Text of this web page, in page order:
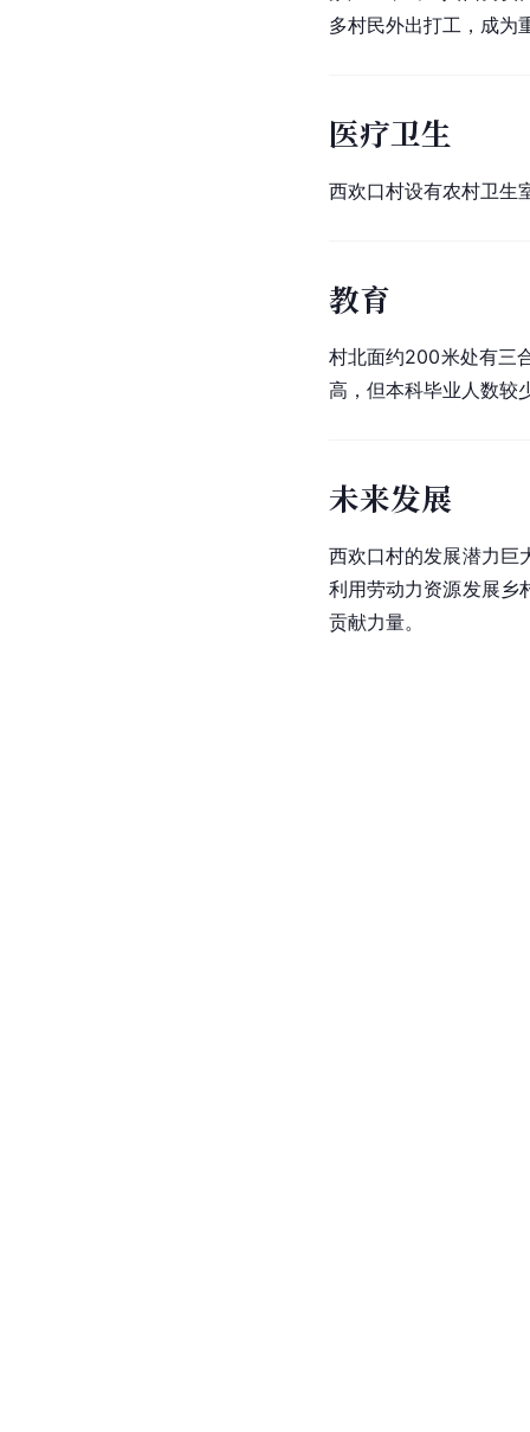
多村民外出打工，成为
医疗卫生
西欢口村设有农村卫生
教育
村北面约200米处有三
高，但本科毕业人数较
未来发展
西欢口村的发展潜力巨
利用劳动力资源发展乡
贡献力量。